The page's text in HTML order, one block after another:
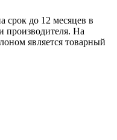
срок до 12 месяцев в
производителя. На
является товарный